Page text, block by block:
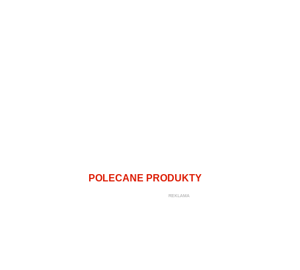
POLECANE PRODUKTY
REKLAMA